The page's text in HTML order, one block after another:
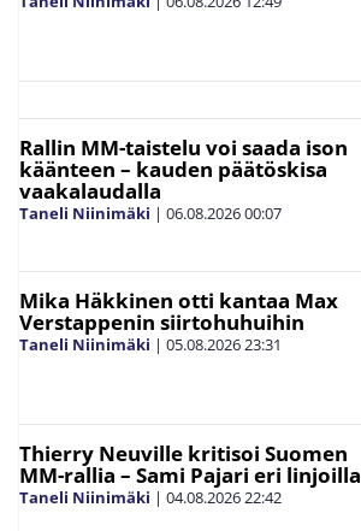
Rallin MM-taistelu voi saada ison
käänteen – kauden päätöskisa
vaakalaudalla
Taneli Niinimäki | 06.08.202600:07
Mika Häkkinen otti kantaa Max
Verstappenin siirtohuhuihin
Taneli Niinimäki | 05.08.202623:31
Thierry Neuville kritisoi Suomen
MM-rallia – Sami Pajari eri linjoilla
Taneli Niinimäki | 04.08.202622:42